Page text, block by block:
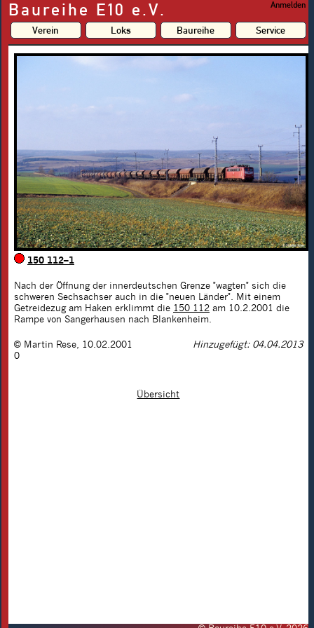
Baureihe E10 e.V. Anmelden
Verein Loks Baureihe Service
150 112–1
Nach der Öffnung der innerdeutschen Grenze "wagten" sich die
schweren Sechsachser auch in die "neuen Länder". Mit einem
Getreidezug am Haken erklimmt die 150 112 am 10.2.2001 die
Rampe von Sangerhausen nach Blankenheim.
© Martin Rese 10.02.2001
Hinzugefügt: 04.04.2013
0
Übersicht